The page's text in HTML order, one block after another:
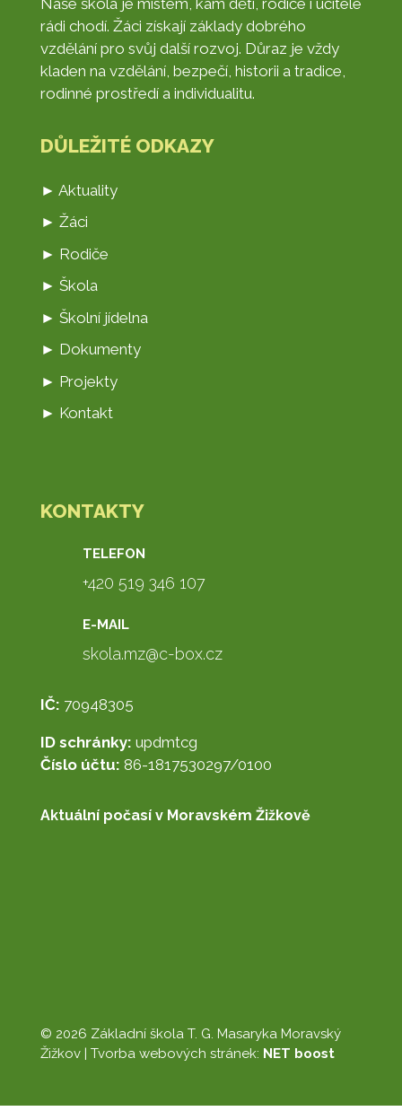
rádi chodí. Žáci získají základy dobrého
vzdělání pro svůj další rozvoj. Důraz je vždy
kladen na vzdělání, bezpečí, historii a tradice,
rodinné prostředí a individualitu.
DŮLEŽITÉ ODKAZY
► Aktuality
► Žáci
► Rodiče
► Škola
► Školní jídelna
► Dokumenty
► Projekty
► Kontakt
KONTAKTY
TELEFON
+420 519 346 107
E-MAIL
skola.mz@c-box.cz
IČ: 70948305
ID schránky: updmtcg
Číslo účtu: 86-1817530297/0100
Aktuální počasí v Moravském Žižkově
© 2026 Základní škola T. G. Masaryka Moravský
Žižkov | Tvorba webových stránek: NET boost